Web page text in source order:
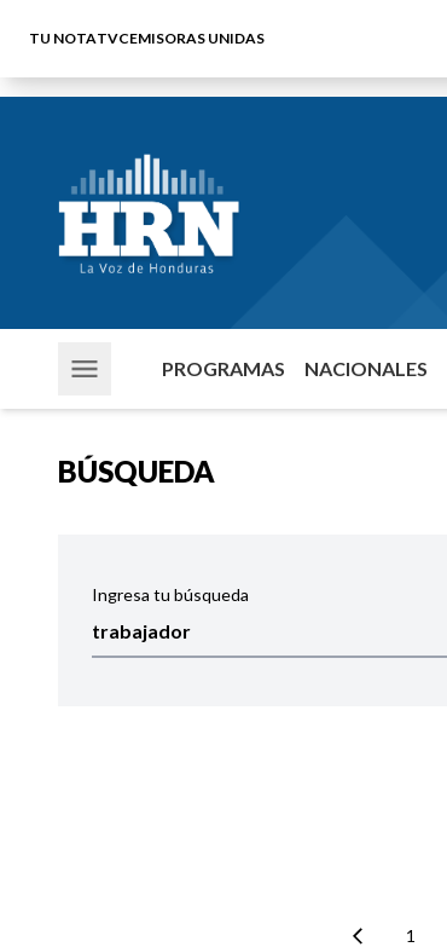
TU NOTATVCEMISORAS UNIDAS
PROGRAMAS NACIONALES
BÚSQUEDA
Ingresa tu búsqueda
1